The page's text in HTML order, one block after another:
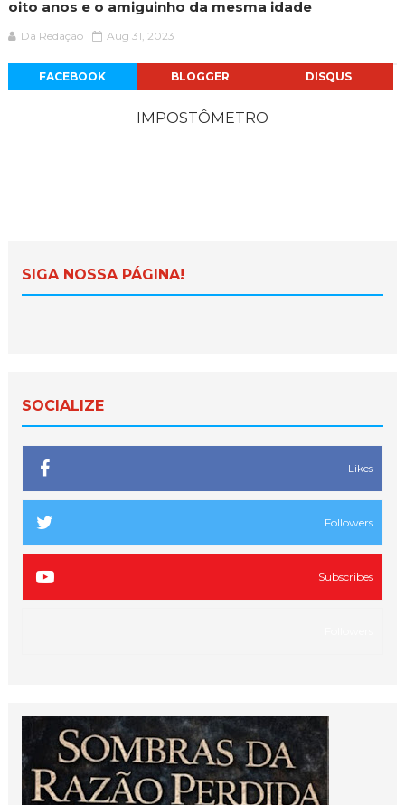
oito anos e o amiguinho da mesma idade
Da Redação Aug 31, 2023
FACEBOOK BLOGGER DISQUS
IMPOSTÔMETRO
SIGA NOSSA PÁGINA!
SOCIALIZE
Likes
Followers
Subscribes